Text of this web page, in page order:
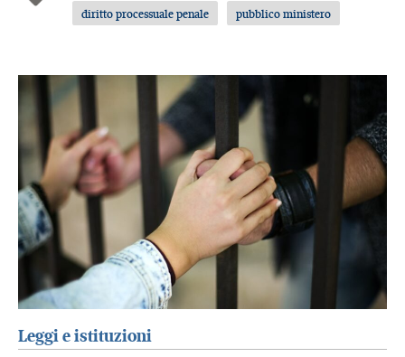
diritto processuale penale
pubblico ministero
Leggi e istituzioni